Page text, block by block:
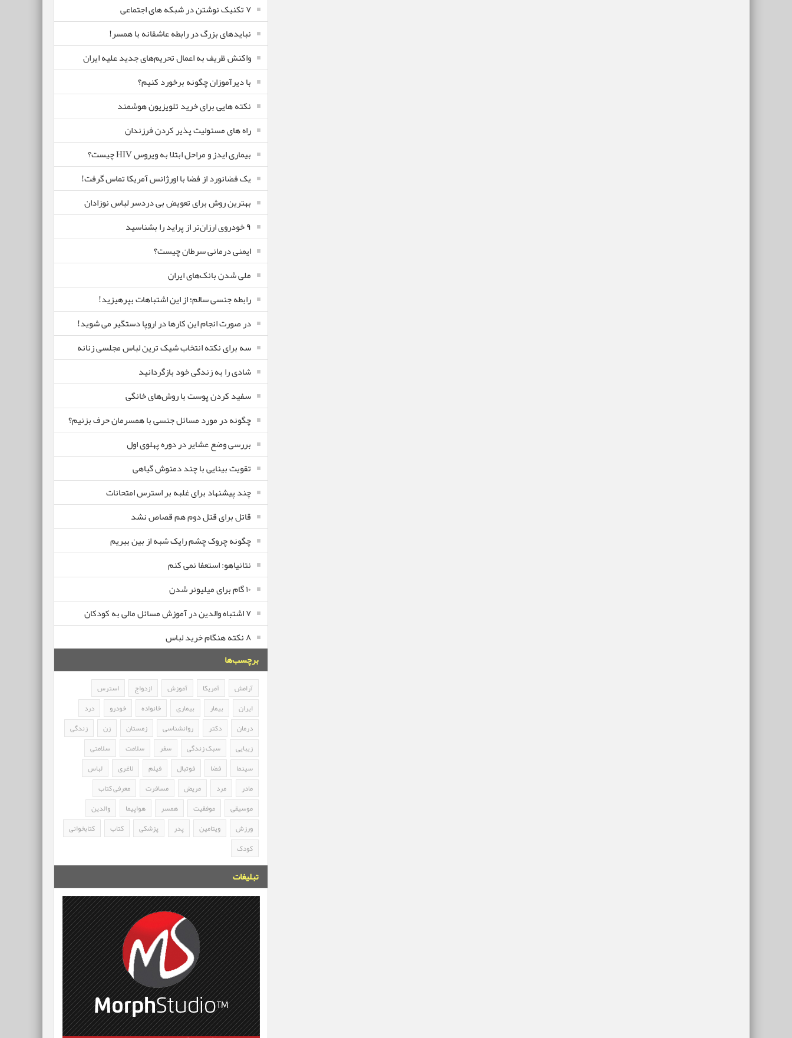
۷ تکنیک نوشتن در شبکه های اجتماعی
نبایدهای بزرگ در رابطه عاشقانه با همسر!
واکنش ظریف به اعمال تحریم‌های جدید علیه ایران
با دیرآموزان چگونه برخورد کنیم؟
نکته هایی برای خرید تلویزیون هوشمند
راه های مسئولیت پذیر کردن فرزندان
بیماری ایدز و مراحل ابتلا به ویروس HIV چیست؟
یک فضانورد از فضا با اورژانس آمریکا تماس گرفت!
بهترین روش برای تعویض بی دردسر لباس نوزادان
٩ خودروی ارزان‌تر از پراید را بشناسید
ایمنی درمانی سرطان چیست؟
ملی شدن بانک‌های ایران
رابطه جنسی سالم؛ از این اشتباهات بپرهیزید!
در صورت انجام این کارها در اروپا دستگیر می شوید!
سه برای نکته انتخاب شیک ترین لباس مجلسی زنانه
شادی را به زندگی خود بازگردانید
سفید کردن پوست با روش‌های خانگی
چگونه در مورد مسائل جنسی با همسرمان حرف بزنیم؟
بررسی وضع عشایر در دوره پهلوی اول
تقویت بینایی با چند دمنوش گیاهی
چند پیشنهاد برای غلبه بر استرس امتحانات
قاتل برای قتل دوم هم قصاص نشد
چگونه چروک چشم رایک شبه از بین ببریم
نتانیاهو: استعفا نمی کنم
۱۰ گام برای میلیونر شدن
۷ اشتباه والدین در آموزش مسائل مالی به کودکان
۸ نکته هنگام خرید لباس
برچسب‌ها
آرامش آمریکا آموزش ازدواج
استرس
ایران
بیمار بیماری خانواده خودرو
درد
درمان
دکتر روانشناسی زمستان زن
زندگی
زیبایی
سبک زندگی سفر سلامت
سلامتی
سینما
فضا فوتبال فیلم لاغری
لباس
مادر
مرد مریض مسافرت
معرفی کتاب
موسیقی
موفقیت همسر هواپیما
والدین
ورزش
ویتامین پدر پزشکی کتاب
کتابخوانی
کودک
تبلیغات